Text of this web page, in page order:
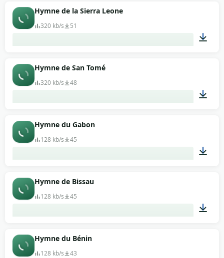
Hymne de la Sierra Leone
320 kb/s 51
Hymne de San Tomé
320 kb/s 48
Hymne du Gabon
128 kb/s 45
Hymne de Bissau
128 kb/s 45
Hymne du Bénin
128 kb/s 43